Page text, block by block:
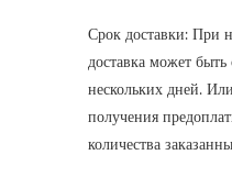
Срок доставки: При
доставка может
нескольких дней.
получения
количества